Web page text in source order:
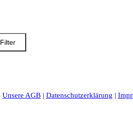
Filter
Unsere AGB| Datenschutzerklärung |